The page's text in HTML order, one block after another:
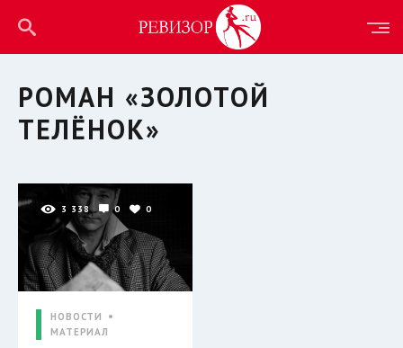
РОМАН «ЗОЛОТОЙ
ТЕЛЁНОК»
3 338 0 0
НОВОСТИ
МАТЕРИАЛ